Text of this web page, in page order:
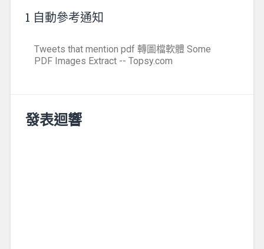
1 自動參考通知
Tweets that mention pdf 轉圖檔軟體 Some
PDF Images Extract -- Topsy.com
發表迴響